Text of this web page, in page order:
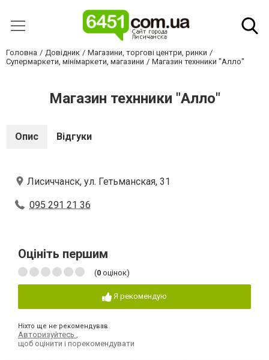
Головна Довідник
Магазини, торгові центри, ринки
Супермаркети, мінімаркети, магазини
Магазин технники "Алло"
Магазин технники "Алло"
Опис Відгуки
Лисиччанск, ул. Гетьманская, 31
095 291 21 36
Оцініть першим
(0 оцінок)
Я рекомендую
Ніхто ще не рекомендував
Авторизуйтесь
щоб оцінити і порекомендувати